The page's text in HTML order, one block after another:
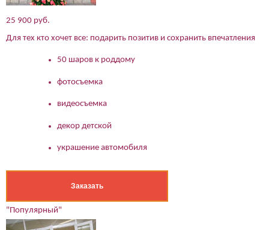
25 900 руб.
Для тех кто хочет все: подарить позитив и сохранить впечатления
50 шаров к роддому
фотосъемка
видеосъемка
декор детской
украшение автомобиля
Заказать
"Популярный"